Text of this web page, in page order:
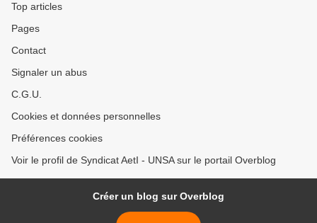
Top articles
Pages
Contact
Signaler un abus
C.G.U.
Cookies et données personnelles
Préférences cookies
Voir le profil de Syndicat AetI - UNSA sur le portail Overblog
Créer un blog sur Overblog